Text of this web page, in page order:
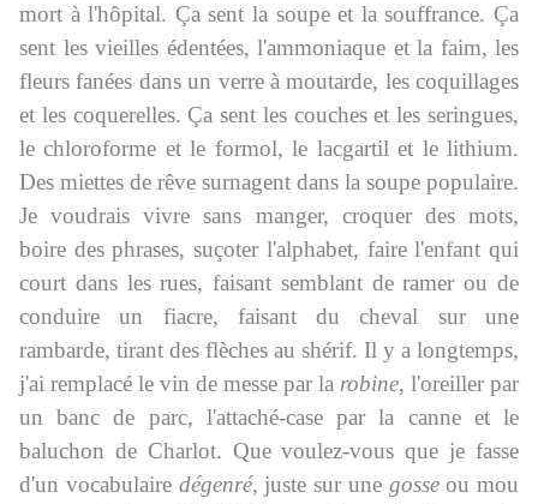
mort à l'hôpital. Ça sent la soupe et la souffrance. Ça
sent les vieilles édentées, l'ammoniaque et la faim, les
fleurs fanées dans un verre à moutarde, les coquillages
et les coquerelles. Ça sent les couches et les seringues,
le chloroforme et le formol, le lacgartil et le lithium.
Des miettes de rêve surnagent dans la soupe populaire.
Je voudrais vivre sans manger, croquer des mots,
boire des phrases, suçoter l'alphabet, faire l'enfant qui
court dans les rues, faisant semblant de ramer ou de
conduire un fiacre, faisant du cheval sur une
rambarde, tirant des flèches au shérif. Il y a longtemps,
j'ai remplacé le vin de messe par la robine, l'oreiller par
un banc de parc, l'attaché-case par la canne et le
baluchon de Charlot. Que voulez-vous que je fasse
d'un vocabulaire dégenré, juste sur une gosseou mou